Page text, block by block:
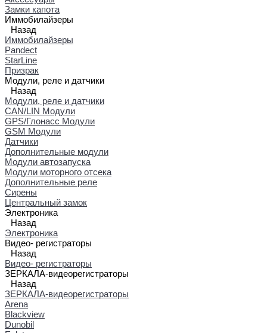
Замки капота
Иммобилайзеры
Назад
Иммобилайзеры
Pandect
StarLine
Призрак
Модули, реле и датчики
Назад
Модули, реле и датчики
CAN/LIN Модули
GPS/Глонасс Модули
GSM Модули
Датчики
Дополнительные модули
Модули автозапуска
Модули моторного отсека
Дополнительные реле
Сирены
Центральный замок
Электроника
Назад
Электроника
Видео- регистраторы
Назад
Видео- регистраторы
ЗЕРКАЛА-видеорегистраторы
Назад
ЗЕРКАЛА-видеорегистраторы
Arena
Blackview
Dunobil